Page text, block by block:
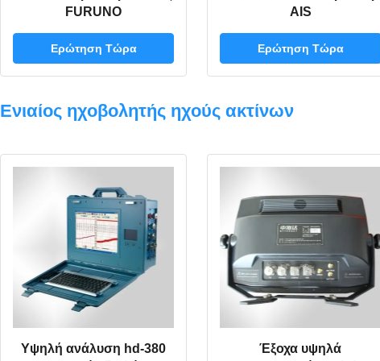
FURUNO
Ερώτηση Τώρα
AIS
Ερώτηση Τώρα
Ενιαίος ηχοβολητής ηχούς ακτίνων
Υψηλή ανάλυση hd-380
Έξοχα υψηλά